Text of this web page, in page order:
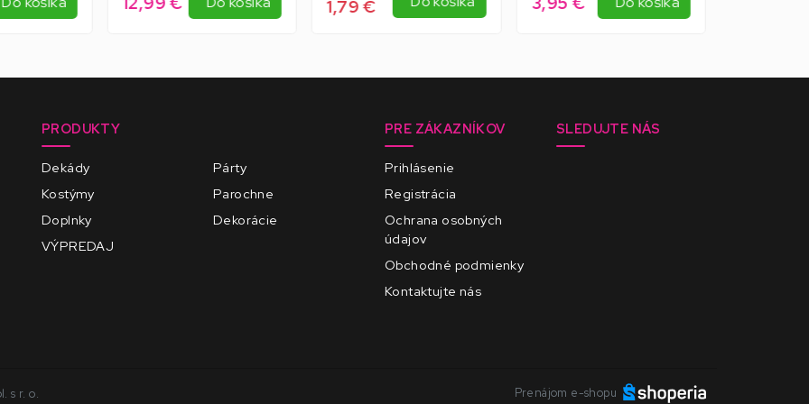
1,79 €
PRODUKTY
Dekády
Párty
Kostýmy
Parochne
Doplnky
Dekorácie
VÝPREDAJ
PRE ZÁKAZNÍKOV
Prihlásenie
Registrácia
Ochrana osobných
údajov
Obchodné podmienky
Kontaktujte nás
SLEDUJTE NÁS
s r. o. Prenájom e-shopu